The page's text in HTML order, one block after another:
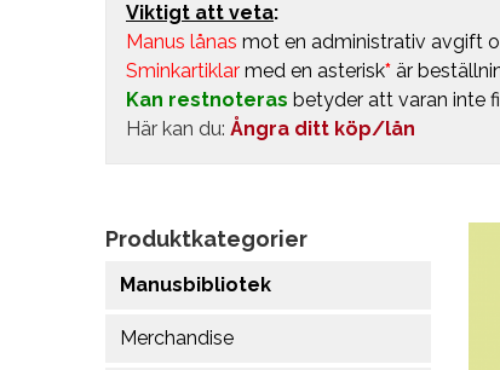
Viktigt att veta:
Manus lånas mot en administrativ avgift
Sminkartiklar med en asterisk* är
Kan restnoteras betyder att varan inte
Här kan du: Ångra ditt köp/lån
Produktkategorier
Manusbibliotek
Merchandise